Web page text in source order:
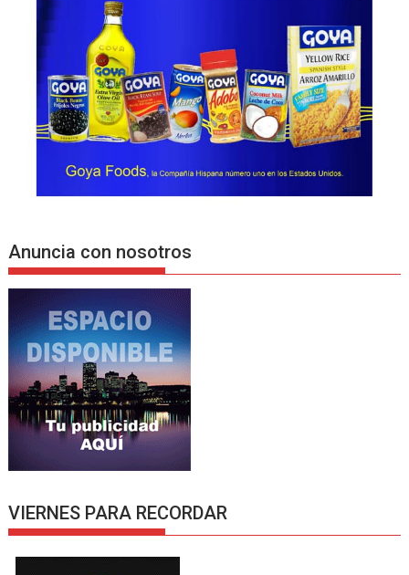
Anuncia con nosotros
VIERNES PARA RECORDAR